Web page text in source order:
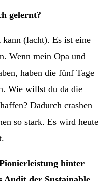
gelernt?
kann (lacht). Es ist eine
Wenn mein Opa und
haben die fünf Tage
Wie willst du da die
Dadurch crashen
so stark. Es wird heute
hinter